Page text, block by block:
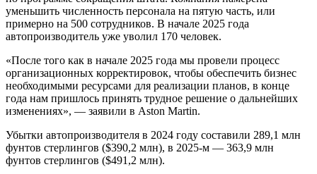
уменьшить численность персонала на пятую часть, или
примерно на 500 сотрудников. В начале 2025 года
автопроизводитель уже уволил 170 человек.
«После того как в начале 2025 года мы провели процесс
организационных корректировок, чтобы обеспечить бизнес
необходимыми ресурсами для реализации планов, в конце
года нам пришлось принять трудное решение о дальнейших
изменениях», — заявили в Aston Martin.
Убытки автопроизводителя в 2024 году составили 289,1 млн
фунтов стерлингов ($390,2 млн), в 2025-м — 363,9 млн
фунтов стерлингов ($491,2 млн).